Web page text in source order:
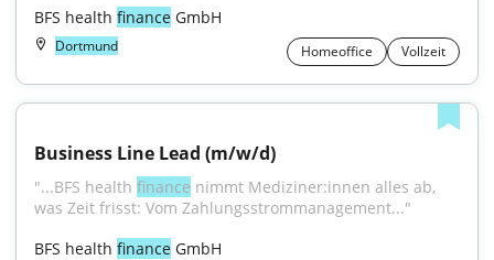
BFS health finance GmbH
Dortmund Homeoffice Vollzeit
Business Line Lead (m/w/d)
"...BFS health finance nimmt Mediziner:innen alles ab,
was Zeit frisst: Vom Zahlungsstrommanagement..."
BFS health finance GmbH